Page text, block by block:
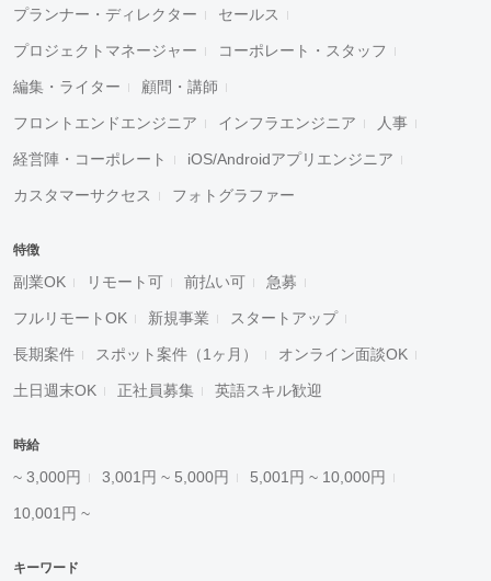
プランナー・ディレクター セールス
プロジェクトマネージャー コーポレート・スタッフ
編集・ライター 顧問・講師
フロントエンドエンジニア インフラエンジニア 人事
経営陣・コーポレート iOS/Androidアプリエンジニア
カスタマーサクセス フォトグラファー
特徴
副業OK リモート可 前払い可 急募
フルリモートOK 新規事業 スタートアップ
長期案件 スポット案件（1ヶ月） オンライン面談OK
土日週末OK 正社員募集 英語スキル歓迎
時給
~ 3,000円 3,001円 ~ 5,000円 5,001円 ~ 10,000円
10,001円 ~
キーワード